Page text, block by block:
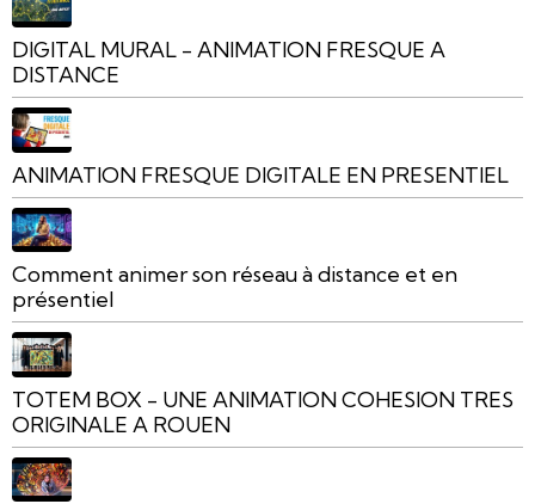
DIGITAL MURAL - ANIMATION FRESQUE A
DISTANCE
ANIMATION FRESQUE DIGITALE EN PRESENTIEL
Comment animer son réseau à distance et en
présentiel
TOTEM BOX - UNE ANIMATION COHESION TRES
ORIGINALE A ROUEN